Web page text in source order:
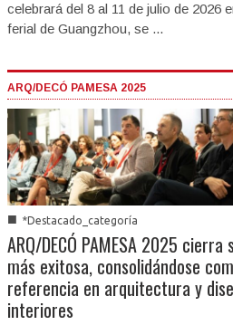
celebrará del 8 al 11 de julio de 2026
ferial de Guangzhou, se ...
ARQ/DECÓ PAMESA 2025
■ *Destacado_categoría
ARQ/DECÓ PAMESA 2025 cierra
más exitosa, consolidándose
referencia en arquitectura y
interiores